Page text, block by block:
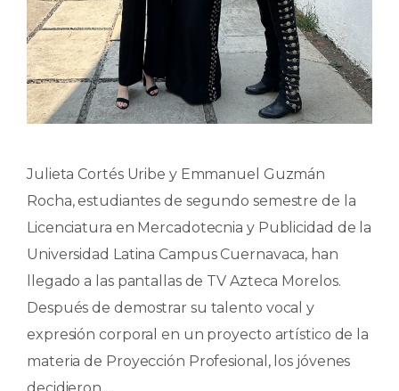
Julieta Cortés Uribe y Emmanuel Guzmán
Rocha, estudiantes de segundo semestre de la
Licenciatura en Mercadotecnia y Publicidad de la
Universidad Latina Campus Cuernavaca, han
llegado a las pantallas de TV Azteca Morelos.
Después de demostrar su talento vocal y
expresión corporal en un proyecto artístico de la
materia de Proyección Profesional, los jóvenes